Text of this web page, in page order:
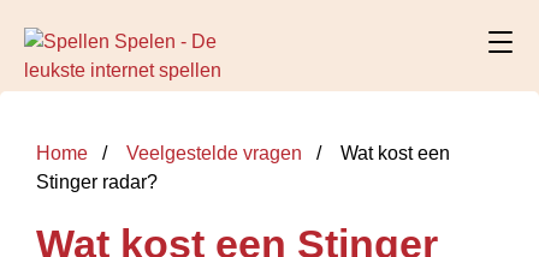
Home Veelgestelde vragen
Wat kost een
Stinger radar?
Wat kost een Stinger